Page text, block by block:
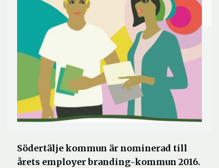
Södertälje kommun är nominerad till
årets employer branding-kommun 2016.